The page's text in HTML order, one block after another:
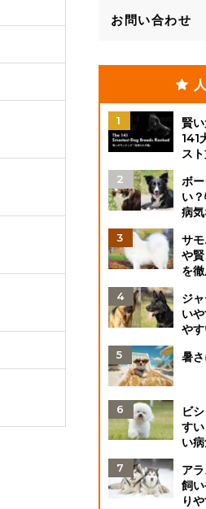
お問い合わせ
賢
141
ス
ボ
い
病
サ
や
を
ジ
い
や
暑
ビ
す
い
ア
飼
り